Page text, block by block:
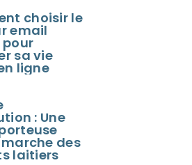
choisir le
email
sa vie
ligne
: Une
des
laitiers